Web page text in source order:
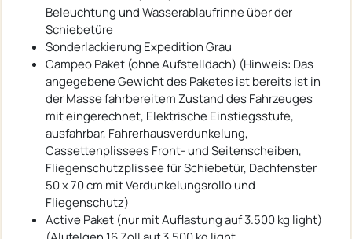
Beleuchtung und Wasserablaufrinne über der
Schiebetüre
Sonderlackierung Expedition Grau
Campeo Paket (ohne Aufstelldach) (Hinweis: Das
angegebene Gewicht des Paketes ist bereits ist in
der Masse fahrbereitem Zustand des Fahrzeuges
mit eingerechnet, Elektrische Einstiegsstufe,
ausfahrbar, Fahrerhausverdunkelung,
Cassettenplissees Front- und Seitenscheiben,
Fliegenschutzplissee für Schiebetür, Dachfenster
50 x 70 cm mit Verdunkelungsrollo und
Fliegenschutz)
Active Paket (nur mit Auflastung auf 3.500 kg light)